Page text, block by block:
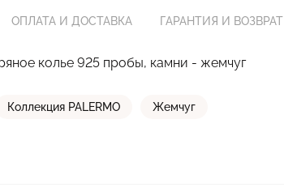
ОПЛАТА И ДОСТАВКА ГАРАНТИЯ И ВОЗВРАТ
колье 925 пробы, камни - жемчуг
Коллекция PALERMO Жемчуг